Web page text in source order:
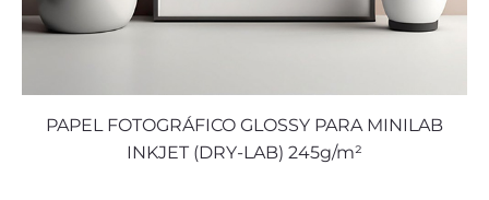
PAPEL FOTOGRÁFICO GLOSSY PARA MINILAB
INKJET (DRY-LAB) 245g/m²